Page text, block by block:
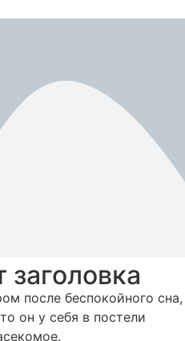
заголовка
после беспокойного сна,
он у себя в постели